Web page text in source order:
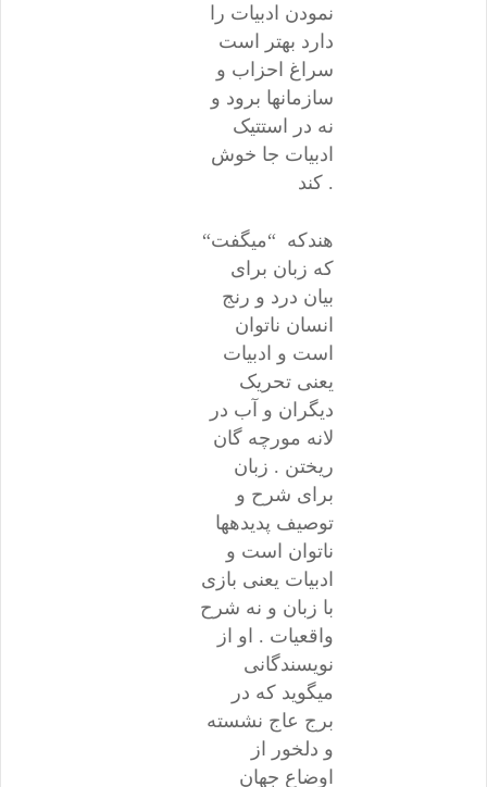
نمودن ادبیات را
دارد بهتر است
سراغ احزاب و
سازمانها برود و
نه در استتیک
ادبیات جا خوش
کند .
“هندکه “میگفت
که زبان برای
بیان درد و رنج
انسان ناتوان
است و ادبیات
یعنی تحریک
دیگران و آب در
لانه مورچه گان
ریختن . زبان
برای شرح و
توصیف پدیدهها
ناتوان است و
ادبیات یعنی بازی
با زبان و نه شرح
واقعیات . او از
نویسندگانی
میگوید که در
برج عاج نشسته
و دلخور از
اوضاع جهان